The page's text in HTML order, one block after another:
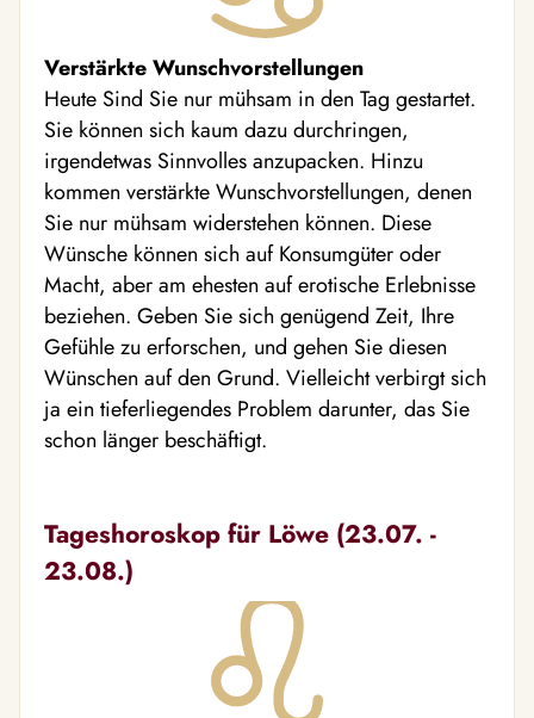
Verstärkte Wunschvorstellungen
Heute Sind Sie nur mühsam in den Tag gestartet.
Sie können sich kaum dazu durchringen,
irgendetwas Sinnvolles anzupacken. Hinzu
kommen verstärkte Wunschvorstellungen, denen
Sie nur mühsam widerstehen können. Diese
Wünsche können sich auf Konsumgüter oder
Macht, aber am ehesten auf erotische Erlebnisse
beziehen. Geben Sie sich genügend Zeit, Ihre
Gefühle zu erforschen, und gehen Sie diesen
Wünschen auf den Grund. Vielleicht verbirgt sich
ja ein tieferliegendes Problem darunter, das Sie
schon länger beschäftigt.
Tageshoroskop für Löwe (23.07. -
23.08.)